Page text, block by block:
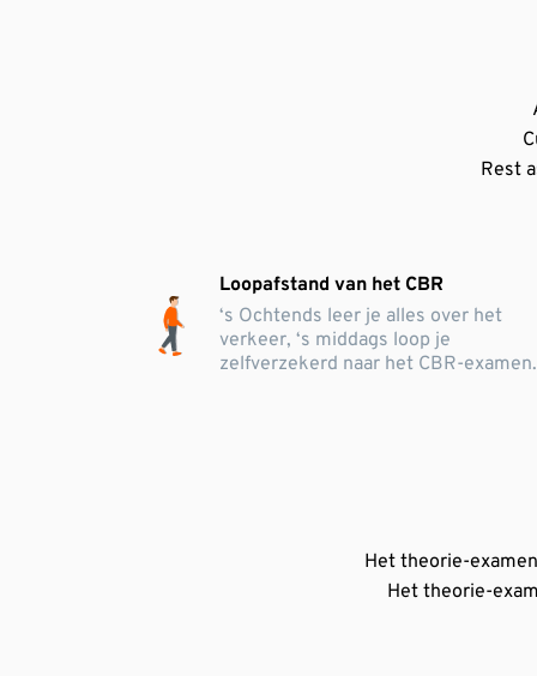
Rest
Loopafstand van het CBR
‘s Ochtends leer je alles over het
verkeer, ‘s middags loop je
zelfverzekerd naar het CBR-examen.
Het theorie-
Het theorie-